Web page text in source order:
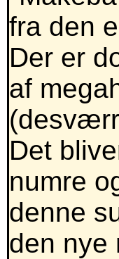
fra den
Der er
af
Det
numre
denne
den nye